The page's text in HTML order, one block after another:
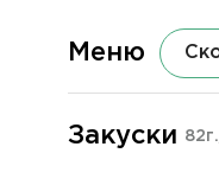
Меню
Закуски